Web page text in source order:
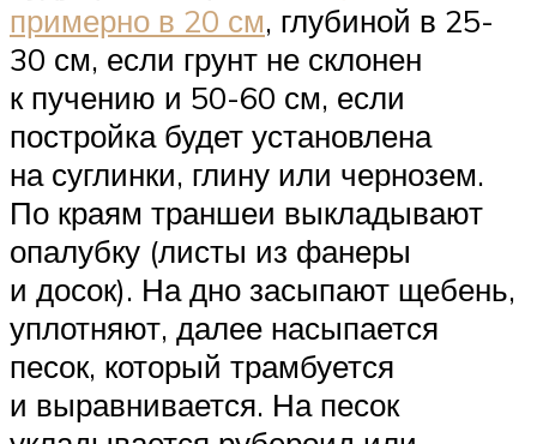
примерно в 20 см, глубиной в 25-
30 см, если грунт не склонен
к пучению и 50-60 см, если
постройка будет установлена
на суглинки, глину или чернозем.
По краям траншеи выкладывают
опалубку (листы из фанеры
и досок). На дно засыпают щебень,
уплотняют, далее насыпается
песок, который трамбуется
и выравнивается. На песок